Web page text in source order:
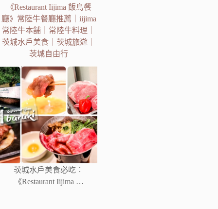
《Restaurant Iijima 飯島餐
廳》常陸牛餐廳推薦｜iijima
常陸牛本舗｜常陸牛料理｜
茨城水戶美食｜茨城旅遊｜
茨城自由行
茨城水戶美食必吃︰
《Restaurant Iijima …